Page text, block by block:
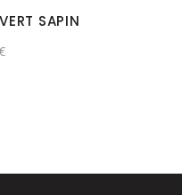
SAPIN
€